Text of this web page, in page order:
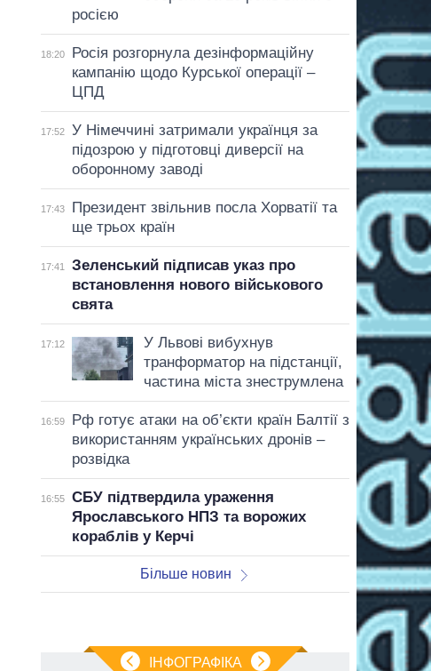
росією
18:20
Росія розгорнула дезінформаційну
кампанію щодо Курської операції –
ЦПД
17:52
У Німеччині затримали українця за
підозрою у підготовці диверсії на
оборонному заводі
17:43
Президент звільнив посла Хорватії та
ще трьох країн
17:41
Зеленський підписав указ про
встановлення нового військового
свята
17:12
У Львові вибухнув
транформатор на підстанції,
частина міста знеструмлена
16:59
Рф готує атаки на об’єкти країн Балтії з
використанням українських дронів –
розвідка
16:55
СБУ підтвердила ураження
Ярославського НПЗ та ворожих
кораблів у Керчі
Більше новин
ІНФОГРАФІКА